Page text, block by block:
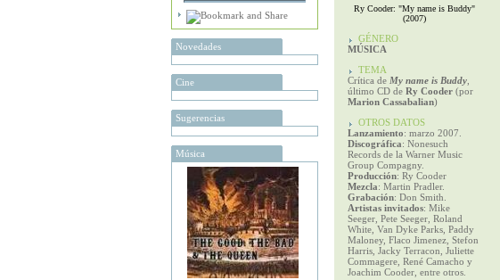
Novedades
Cine
Sugerencias
Música
Ry Cooder: "My name is Buddy"
(2007)
GÉNERO
MÚSICA
TEMA
Crítica de My name is Buddy
último CD de Ry Cooder (por
Marion Cassabalian)
OTROS DATOS
Lanzamiento: marzo 2007.
Discográfica: Nonesuch
Records de la Warner Music
Group Compagny.
Producción: Ry Cooder
Mezcla: Martin Pradler.
Grabación: Don Smith.
Artistas invitados: Mike
Seeger, Pete Seeger, Roland
White, Van Dyke Parks, Paddy
Maloney, Flaco Jimenez, Stefon
Harris, Jacky Terracon, Juliette
Commagere, René Camacho y
Joachim Cooder, entre otros.